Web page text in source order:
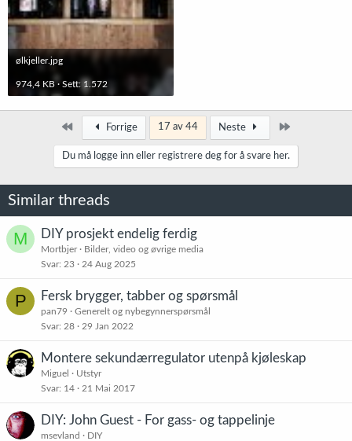
ølkjeller.jpg
974,4 KB · Sett: 1.572
Først Forrige 17 av 44 Neste
Du må logge inn eller registrere deg for å svare her.
Similar threads
M DIY prosjekt endelig ferdig
Mortbjer
Bilder, video og øvrige media
Svar 23 24 Aug 2025
P Fersk brygger, tabber og spørsmål
pan79
Generelt og nybegynnerspørsmål
Svar 28 29 Jan 2022
Montere sekundærregulator utenpå kjøleskap
Miguel
Utstyr
Svar 14 21 Mai 2017
DIY: John Guest - For gass- og tappelinje
msevland
DIY